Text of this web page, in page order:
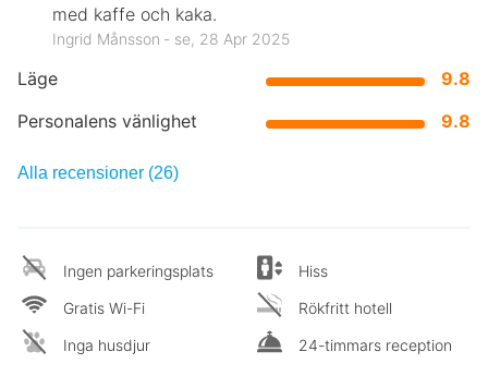
Läge
9.8
Personalens vänlighet
9.8
med kaffe och kaka.
Ingrid Månsson ‐ se, 28 Apr 2025
Alla recensioner (26)
Ingen parkeringsplats
Gratis Wi-Fi
Inga husdjur
Hiss
Rökfritt hotell
24-timmars reception